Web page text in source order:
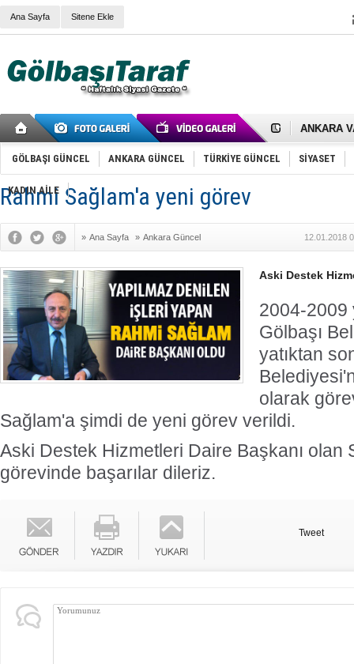
Ana Sayfa Sitene Ekle
Cemal
Samet
FAİZ
Mikail
İNCEK
GÖLBAŞI GÜNCEL ANKARA GÜNCEL TÜRKİYE GÜNCEL SİYASET
KADIN AİLE
Rahmi Sağlam'a yeni görev
» Ana Sayfa » Ankara Güncel 12.01.2018
Aski Destek
2004-2009
Gölbaşı
yatıktan
olarak
Sağlam'a şimdi de yeni görev verildi.
Aski Destek Hizmetleri Daire Başkanı olan
görevinde başarılar dileriz.
Tweet